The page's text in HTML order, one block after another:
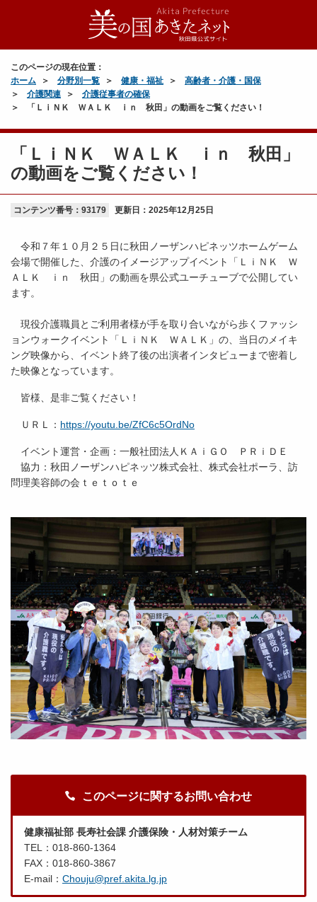
このページの現在位置：
ホーム
分野別一覧 健康・福祉
高齢者・介護・国保
介護関連
介護従事者の確保
「ＬｉＮＫ ＷＡＬＫ ｉｎ 秋田」の動画をご覧ください！
「ＬｉＮＫ ＷＡＬＫ ｉｎ 秋田」
の動画をご覧ください！
コンテンツ番号：93179 更新日： 2025年12月25日
令和７年１０月２５日に秋田ノーザンハピネッツホームゲーム
会場で開催した、介護のイメージアップイベント「ＬｉＮＫ Ｗ
ＡＬＫ ｉｎ 秋田」の動画を県公式ユーチューブで公開してい
ます。
現役介護職員とご利用者様が手を取り合いながら歩くファッシ
ョンウォークイベント「ＬｉＮＫ ＷＡＬＫ」の、当日のメイキ
ング映像から、イベント終了後の出演者インタビューまで密着し
た映像となっています。
皆様、是非ご覧ください！
ＵＲＬ： https://youtu.be/ZfC6c5OrdNo
イベント運営・企画：一般社団法人ＫＡｉＧＯ ＰＲｉＤＥ
協力：秋田ノーザンハピネッツ株式会社、株式会社ポーラ、訪
問理美容師の会ｔｅｔｏｔｅ
このページに関するお問い合わせ
健康福祉部 長寿社会課 介護保険・人材対策チーム
TEL：018-860-1364
FAX：018-860-3867
E-mail： Chouju@pref.akita.lg.jp